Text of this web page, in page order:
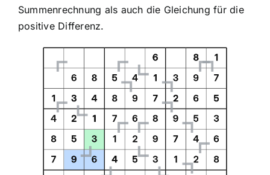
Summenrechnung als auch die Gleichung für die
positive Differenz.